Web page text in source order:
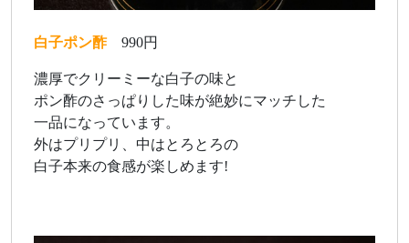
白子ポン酢990円
濃厚でクリーミーな白子の味と
ポン酢のさっぱりした味が絶妙にマッチした
一品になっています。
外はプリプリ、中はとろとろの
白子本来の食感が楽しめます!